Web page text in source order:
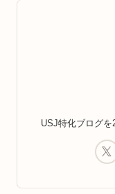
USJ特化ブログ